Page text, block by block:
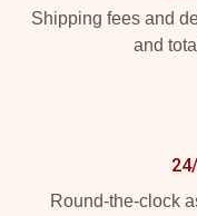
Shipping fees and
and
Round-the-clock